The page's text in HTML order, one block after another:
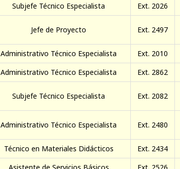
Subjefe Técnico Especialista Ext. 2026
Jefe de Proyecto Ext. 2497
Administrativo Técnico Especialista Ext. 2010
Administrativo Técnico Especialista Ext. 2862
Subjefe Técnico Especialista Ext. 2082
Administrativo Técnico Especialista Ext. 2480
Técnico en Materiales Didácticos Ext. 2434